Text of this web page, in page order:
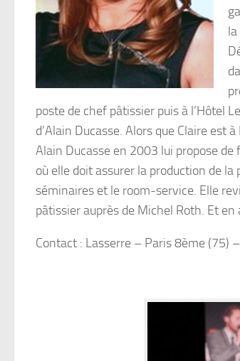
poste de chef pâtissier puis à l’Hôtel
d’Alain Ducasse. Alors que Claire est
Alain Ducasse en 2003 lui propose
où elle doit assurer la production de
séminaires et le room-service. Elle
pâtissier auprès de Michel Roth. Et
Contact : Lasserre – Paris 8ème (75)